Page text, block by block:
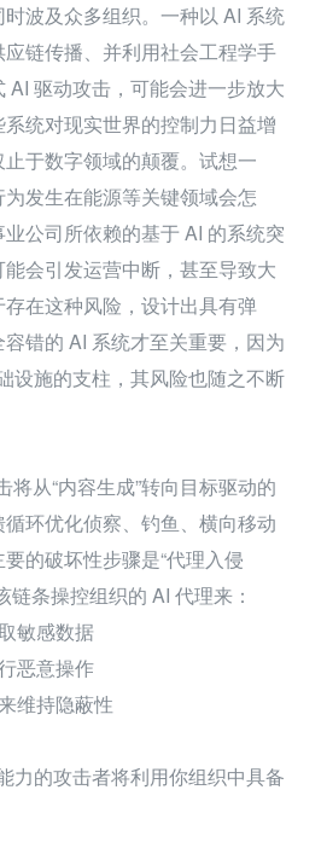
波及众多组织。一种以 AI 系统
链传播、并利用社会工程学手
AI 驱动攻击，可能会进一步放大
统对现实世界的控制力日益增
于数字领域的颠覆。试想一
发生在能源等关键领域会怎
公司所依赖的基于 AI 的系统突
会引发运营中断，甚至导致大
在这种风险，设计出具有弹
错的 AI 系统才至关重要，因为
设施的支柱，其风险也随之不断
从“内容生成”转向目标驱动的
环优化侦察、钓鱼、横向移动
的破坏性步骤是“代理入侵
链条操控组织的 AI 代理来：
敏感数据
恶意操作
维持隐蔽性
力的攻击者将利用你组织中具备